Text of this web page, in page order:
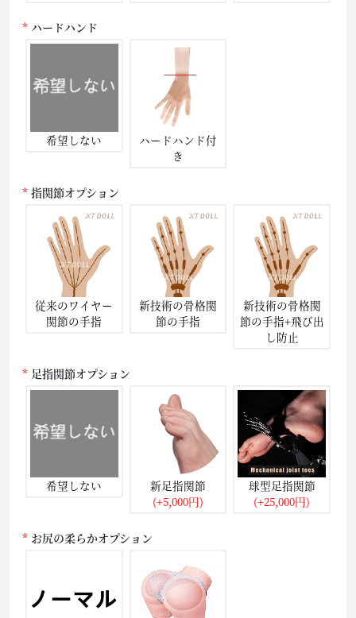
ハードハンド
希望しない
ハードハンド付
き
指関節オプション
従来のワイヤー
関節の手指
新技術の骨格関
節の手指
新技術の骨格関
節の手指+飛び出
し防止
足指関節オプション
希望しない
新足指関節
(+5,000円)
球型足指関節
(+25,000円)
お尻の柔らかオプション